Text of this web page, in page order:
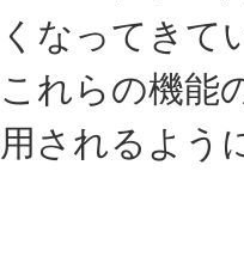
くなってきて
これらの機能
用されるよう